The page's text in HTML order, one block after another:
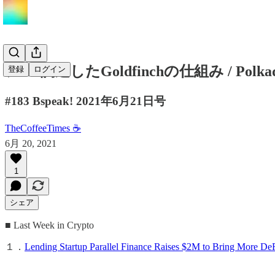
登録 ログイン
$11M調達したGoldfinchの仕組み /
#183 Bspeak! 2021年6月21日号
TheCoffeeTimes ☕
6月 20, 2021
1
シェア
■ Last Week in Crypto
１． Lending Startup Parallel Finance Raises $2M to Bring More